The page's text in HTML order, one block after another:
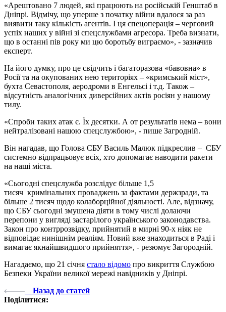
«Арештовано 7 людей, які працюють на російській Генштаб в
Дніпрі. Відмічу, що уперше з початку війни вдалося за раз
виявити таку кількість агентів. І ця спецоперація – черговий
успіх наших у війні зі спецслужбами агресора. Треба визнати,
що в останні пів року ми цю боротьбу виграємо», - зазначив
експерт.
На його думку, про це свідчить і багаторазова «бавовна» в
Росії та на окупованих нею територіях – «кримський міст»,
бухта Севастополя, аеродроми в Енгельсі і т.д. Також –
відсутність аналогічних диверсійних актів росіян у нашому
тилу.
«Спроби таких атак є. Їх десятки. А от результатів нема – вони
нейтралізовані нашою спецслужбою», - пише Загродній.
Він нагадав, що Голова СБУ Василь Малюк підкреслив – СБУ
системно відпрацьовує всіх, хто допомагає наводити ракети
на наші міста.
«Сьогодні спецслужба розслідує більше 1,5
тисяч кримінальних проваджень за фактами держзради, та
більше 2 тисяч щодо колаборційної діяльності. Але, відзначу,
що СБУ сьогодні змушена діяти в тому числі долаючи
перепони у вигляді застарілого українського законодавства.
Закон про контррозвідку, прийнятий в мирні 90-х ніяк не
відповідає нинішнім реаліям. Новий вже знаходиться в Раді і
вимагає якнайшвидшого прийняття», - резюмує Загородній.
Нагадаємо, що 21 січня стало відомо про викриття Службою
Безпеки України великої мережі навідників у Дніпрі.
Назад до статей
Поділитися: